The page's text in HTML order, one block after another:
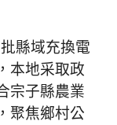
縣域充換電
本地采取政
宗子縣農業
聚焦鄉村公